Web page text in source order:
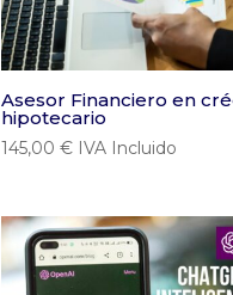
Asesor Financiero en
hipotecario
145,00 € IVA Incluido